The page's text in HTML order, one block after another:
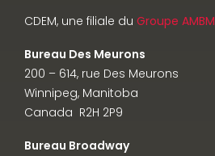
CDEM, une filiale du Groupe AMBM
Bureau Des Meurons
200 – 614, rue Des Meurons
Winnipeg, Manitoba
Canada R2H 2P9
Bureau Broadway